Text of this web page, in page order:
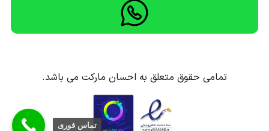
تمامی حقوق متعلق به احسان مارکت می باشد.
تماس فوری